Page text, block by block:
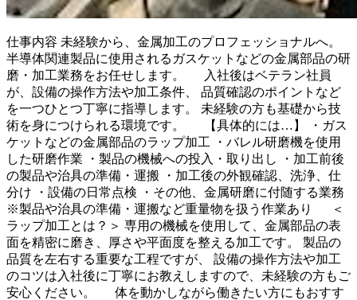
仕事内容 未経験から、金属加工のプロフェッショナルへ。
半導体関連製品に使用されるガスケットなどの金属部品の研
磨・加工業務をお任せします。 入社後はベテラン社員
が、設備の操作方法や加工条件、 品質確認のポイントなど
を一つひとつ丁寧に指導します。 未経験の方も基礎から技
術を身につけられる環境です。 【具体的には…】 ・ガス
ケットなどの金属部品のラップ加工 ・バレル研磨機を使用
した研磨作業 ・製品の機械への投入・取り出し ・加工前後
の製品や治具の準備・運搬 ・加工後の外観確認、洗浄、仕
分け ・設備の日常点検 ・その他、金属研磨に付随する業務
※製品や治具の準備・運搬など重量物を扱う作業あり ＜
ラップ加工とは？＞ 専用の機械を使用して、金属部品の表
面を精密に磨き、厚さや平面度を整える加工です。 製品の
品質を左右する重要な工程ですが、 設備の操作方法や加工
のコツは入社後に丁寧にお教えしますので、未経験の方もご
安心ください。 体を動かしながら働きたい方にもおすす